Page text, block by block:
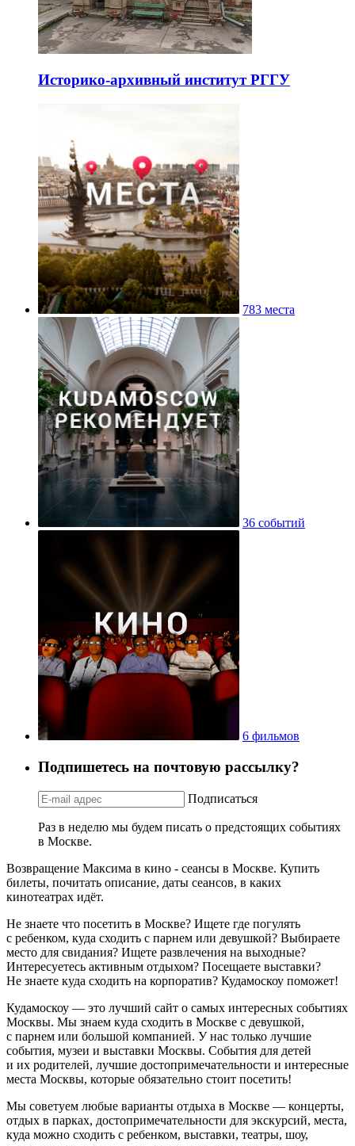
Историко-архивный институт РГГУ
783 места
36 событий
6 фильмов
Подпишетесь на почтовую рассылку?
Подписаться
Раз в неделю мы будем писать о предстоящих событиях
в Москве.
Возвращение Максима в кино - сеансы в Москве. Купить
билеты, почитать описание, даты сеансов, в каких
кинотеатрах идёт.
Не знаете что посетить в Москве? Ищете где погулять
с ребенком, куда сходить с парнем или девушкой? Выбираете
место для свидания? Ищете развлечения на выходные?
Интересуетесь активным отдыхом? Посещаете выставки?
Не знаете куда сходить на корпоратив? Кудамоскоу поможет!
Кудамоскоу — это лучший сайт о самых интересных событиях
Москвы. Мы знаем куда сходить в Москве с девушкой,
с парнем или большой компанией. У нас только лучшие
события, музеи и выставки Москвы. События для детей
и их родителей, лучшие достопримечательности и интересные
места Москвы, которые обязательно стоит посетить!
Мы советуем любые варианты отдыха в Москве — концерты,
отдых в парках, достопримечательности для экскурсий, места,
куда можно сходить с ребенком, выставки, театры, шоу,